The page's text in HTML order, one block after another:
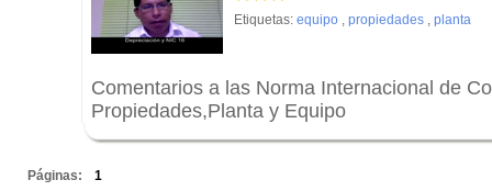
Etiquetas: equipo , propiedades , planta
Comentarios a las Norma Internacional de
Propiedades,Planta y Equipo
Páginas: 1